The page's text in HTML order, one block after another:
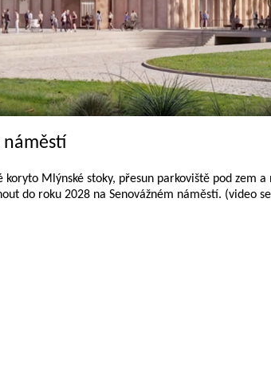
náměstí
koryto Mlýnské stoky, přesun parkoviště pod zem
do roku 2028 na Senovážném náměstí. (video